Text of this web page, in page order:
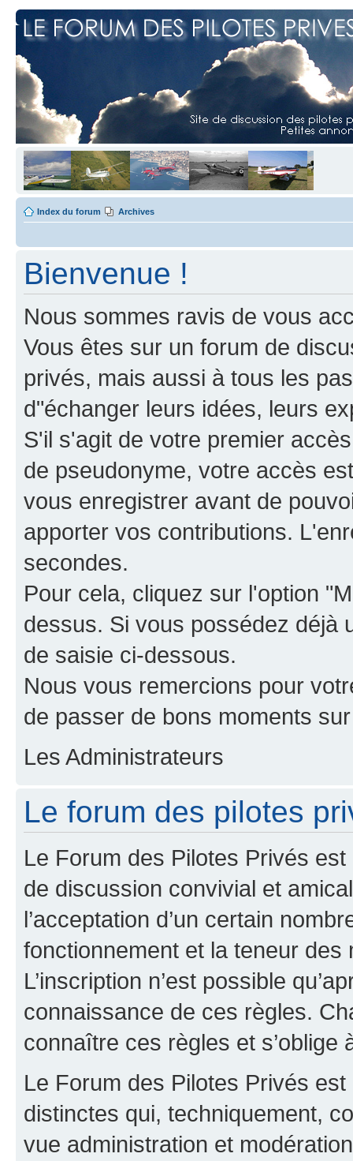
Index du forum Archives
Bienvenue !
Nous sommes ravis de vous
Vous êtes sur un forum de
privés, mais aussi à tous les
d"échanger leurs idées, leurs
S'il s'agit de votre premier
de pseudonyme, votre accès
vous enregistrer avant de
apporter vos contributions.
secondes.
Pour cela, cliquez sur l'option
dessus. Si vous possédez déjà
de saisie ci-dessous.
Nous vous remercions pour
de passer de bons moments
Les Administrateurs
Le forum des pilotes
Le Forum des Pilotes Privés
de discussion convivial et
l’acceptation d’un certain
fonctionnement et la teneur
L’inscription n’est possible
connaissance de ces règles.
connaître ces règles et s’oblige
Le Forum des Pilotes Privés
distinctes qui, techniquement,
vue administration et